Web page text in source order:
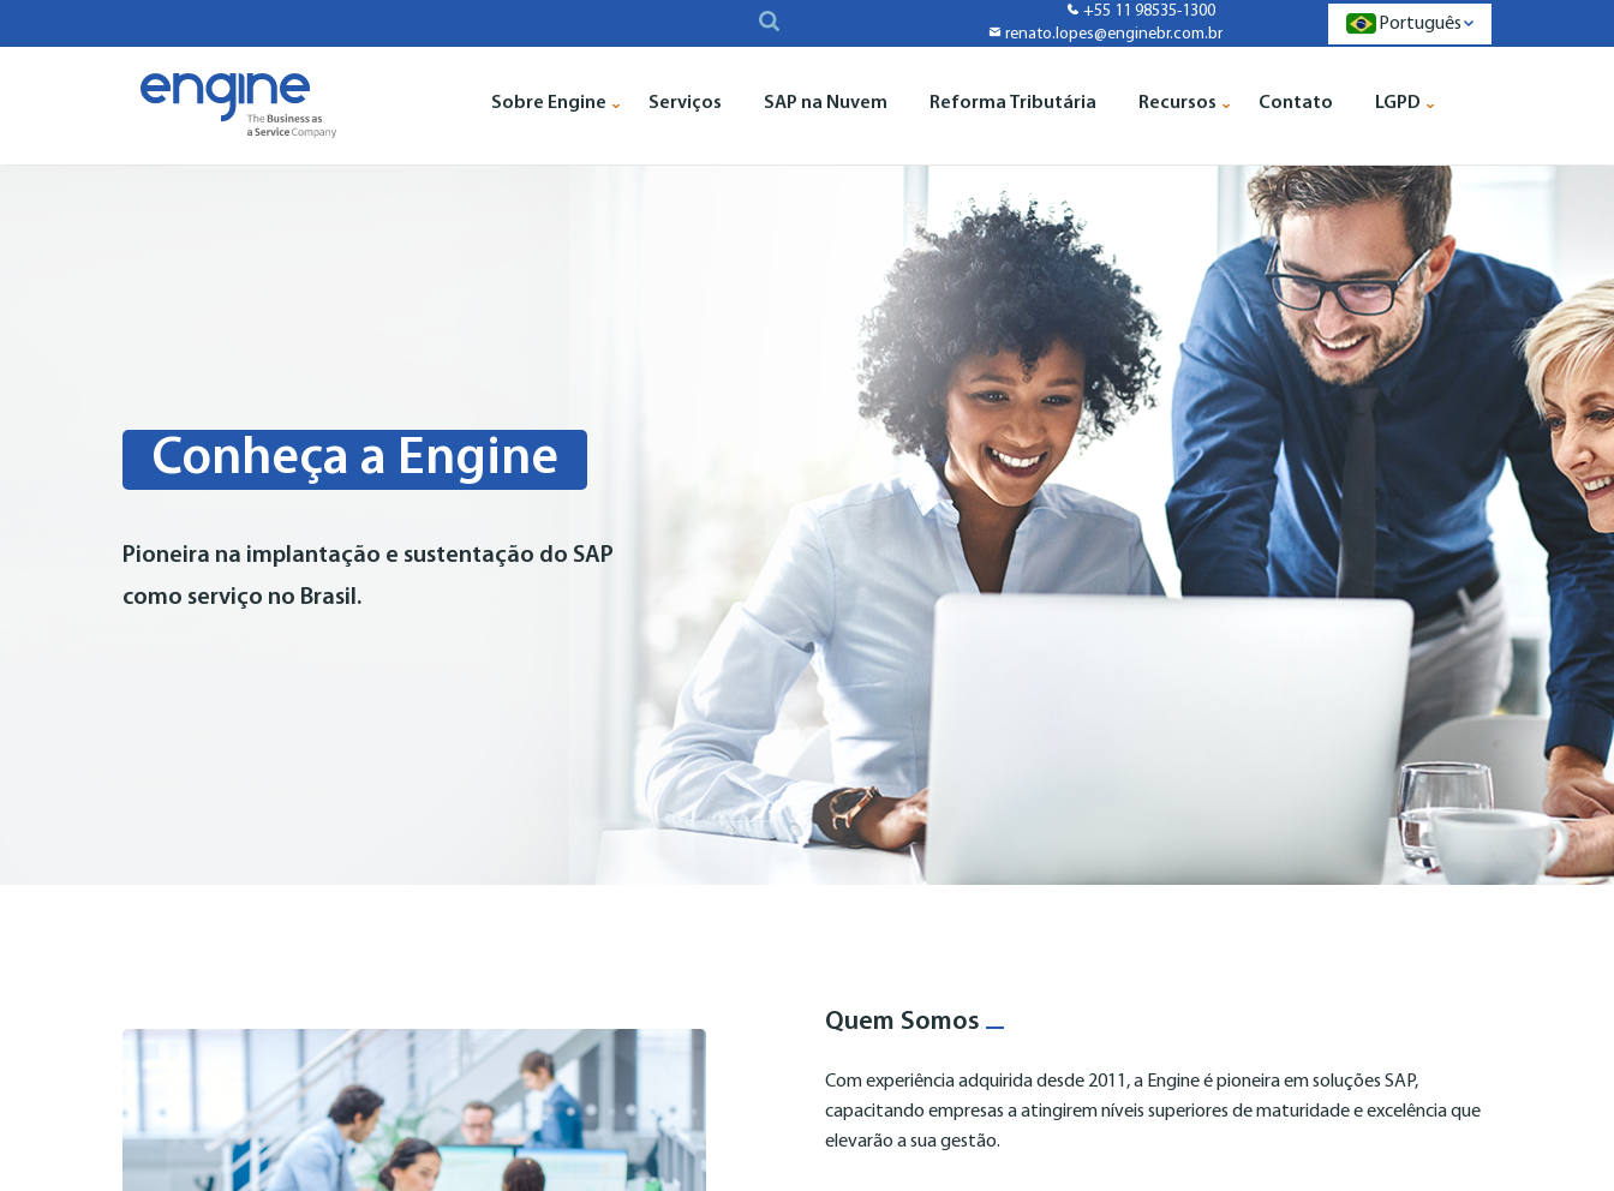
+55 11 98535-1300
renato.lopes@enginebr.com.br
Português
Sobre Engine Serviços SAP na Nuvem Reforma Tributária Recursos Contato LGPD
Conheça a Engine
Pioneira na implantação e sustentação do SAP
como serviço no Brasil.
Quem Somos
Com experiência adquirida desde 2011, a Engine é pioneira em soluções SAP,
capacitando empresas a atingirem níveis superiores de maturidade e excelência que
elevarão a sua gestão.